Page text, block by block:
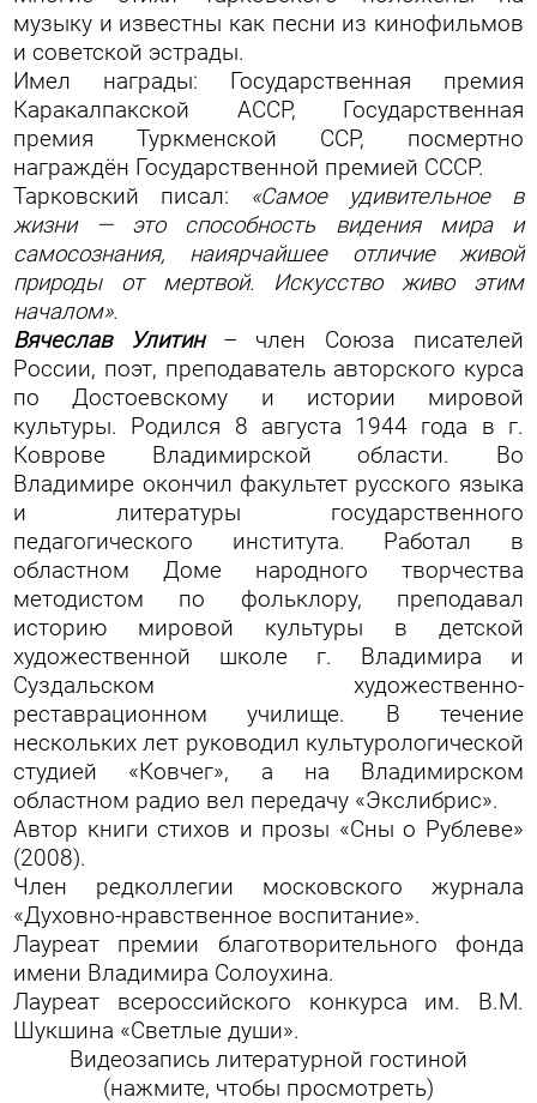
музыку и известны как песни из кинофильмов
и советской эстрады.
Имел награды: Государственная премия
Каракалпакской АССР, Государственная
премия Туркменской ССР, посмертно
награждён Государственной премией СССР.
Тарковский писал: «Самое удивительное в
жизни — это способность видения мира и
самосознания, наиярчайшее отличие живой
природы от мертвой. Искусство живо этим
началом».
Вячеслав Улитин– член Союза писателей
России, поэт, преподаватель авторского курса
по Достоевскому и истории мировой
культуры. Родился 8 августа 1944 года в г.
Коврове Владимирской области. Во
Владимире окончил факультет русского языка
и литературы государственного
педагогического института. Работал в
областном Доме народного творчества
методистом по фольклору, преподавал
историю мировой культуры в детской
художественной школе г. Владимира и
Суздальском художественно-
реставрационном училище. В течение
нескольких лет руководил культурологической
студией «Ковчег», а на Владимирском
областном радио вел передачу «Экслибрис».
Автор книги стихов и прозы «Сны о Рублеве»
(2008).
Член редколлегии московского журнала
«Духовно-нравственное воспитание».
Лауреат премии благотворительного фонда
имени Владимира Солоухина.
Лауреат всероссийского конкурса им. В.М.
Шукшина «Светлые души».
Видеозапись литературной гостиной
(нажмите, чтобы просмотреть)